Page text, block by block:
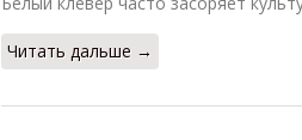
Читать дальше →